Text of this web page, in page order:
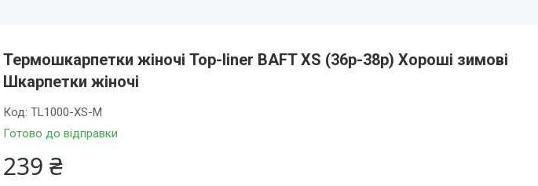
Термошкарпетки жіночі Top-liner BAFT XS (36р-38р) Хороші зимові
Шкарпетки жіночі
Готово до відправки
Код: TL1000-XS-M
239 ₴